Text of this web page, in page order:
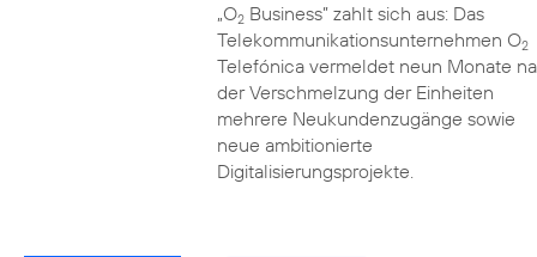
„O2Business” zahlt sich aus: Das
Telekommunikationsunternehmen O2
Telefónica vermeldet neun Monate
der Verschmelzung der Einheiten
mehrere Neukundenzugänge sowie
neue ambitionierte
Digitalisierungsprojekte.